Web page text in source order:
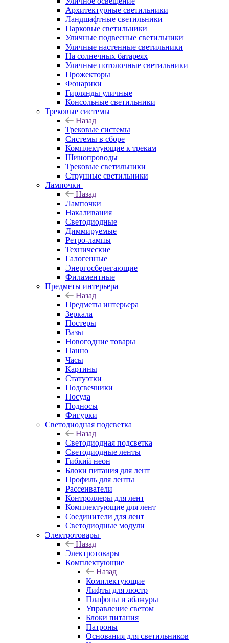
Архитектурные светильники
Ландшафтные светильники
Парковые светильники
Уличные подвесные светильники
Уличные настенные светильники
На солнечных батареях
Уличные потолочные светильники
Прожекторы
Фонарики
Гирлянды уличные
Консольные светильники
Трековые системы
Назад
Трековые системы
Системы в сборе
Комплектующие к трекам
Шинопроводы
Трековые светильники
Струнные светильники
Лампочки
Назад
Лампочки
Накаливания
Светодиодные
Диммируемые
Ретро-лампы
Технические
Галогенные
Энергосберегающие
Филаментные
Предметы интерьера
Назад
Предметы интерьера
Зеркала
Постеры
Вазы
Новогодние товары
Панно
Часы
Картины
Статуэтки
Подсвечники
Посуда
Подносы
Фигурки
Светодиодная подсветка
Назад
Светодиодная подсветка
Светодиодные ленты
Гибкий неон
Блоки питания для лент
Профиль для ленты
Рассеиватели
Контроллеры для лент
Комплектующие для лент
Соединители для лент
Светодиодные модули
Электротовары
Назад
Электротовары
Комплектующие
Назад
Комплектующие
Лифты для люстр
Плафоны и абажуры
Управление светом
Блоки питания
Патроны
Основания для светильников